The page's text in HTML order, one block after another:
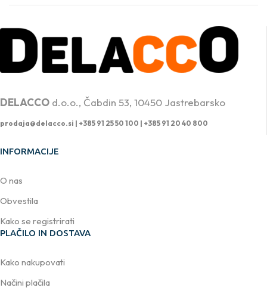
DELACCO d.o.o., Čabdin 53, 10450 Jastrebarsko
prodaja@delacco.si | +385 91 25 50 100 | +385 91 20 40 800
INFORMACIJE
O nas
Obvestila
Kako se registrirati
PLAČILO IN DOSTAVA
Kako nakupovati
Načini plačila